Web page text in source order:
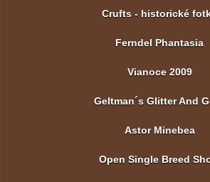
Crufts - historické
Ferndel Phantasia
Vianoce 2009
Geltman´s Glitter And
Astor Minebea
Open Single Breed